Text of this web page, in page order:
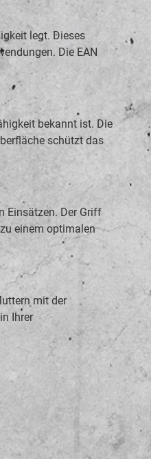
legt. Dieses
Die EAN
bekannt ist. Die
schützt das
Einsätzen. Der Griff
einem optimalen
mit der
Ihrer